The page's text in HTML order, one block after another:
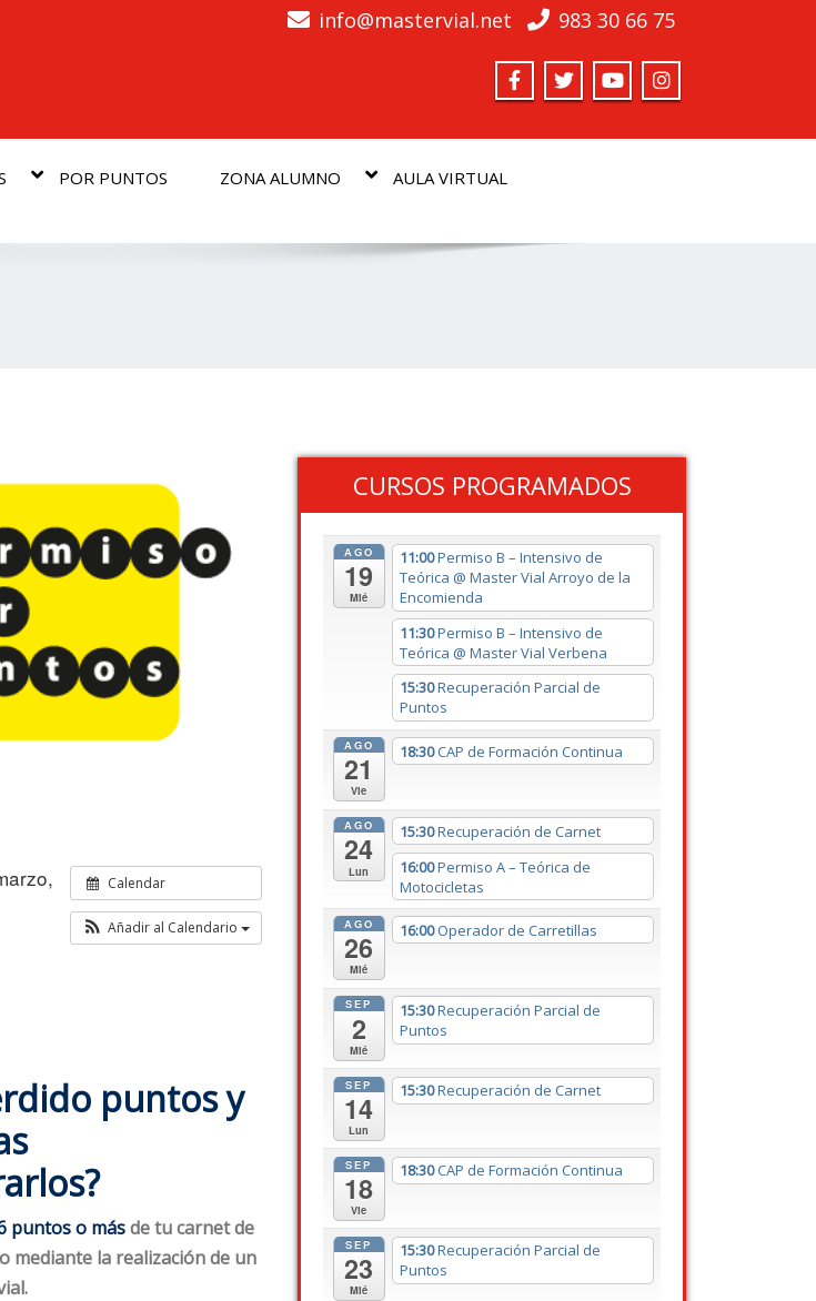
info@mastervial.net 983 30 66 75
POR PUNTOS ZONA ALUMNO
AULA VIRTUAL
Calendar
Añadir al Calendario
puntos y
puntos o másde tu carnet de
mediante la realización de un
CURSOS PROGRAMADOS
AGO
19
Mié
11:00Permiso B – Intensivo de
Teórica @ Master Vial Arroyo de la
Encomienda
11:30Permiso B – Intensivo de
Teórica @ Master Vial Verbena
15:30Recuperación Parcial de
Puntos
AGO
21
Vie
18:30CAP de Formación Continua
AGO
24
Lun
15:30Recuperación de Carnet
16:00Permiso A – Teórica de
Motocicletas
AGO
26
Mié
16:00Operador de Carretillas
SEP
2
Mié
15:30Recuperación Parcial de
Puntos
SEP
14
Lun
15:30Recuperación de Carnet
SEP
18
Vie
18:30CAP de Formación Continua
SEP
23
Mié
15:30Recuperación Parcial de
Puntos